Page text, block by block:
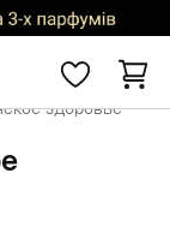
здоровье